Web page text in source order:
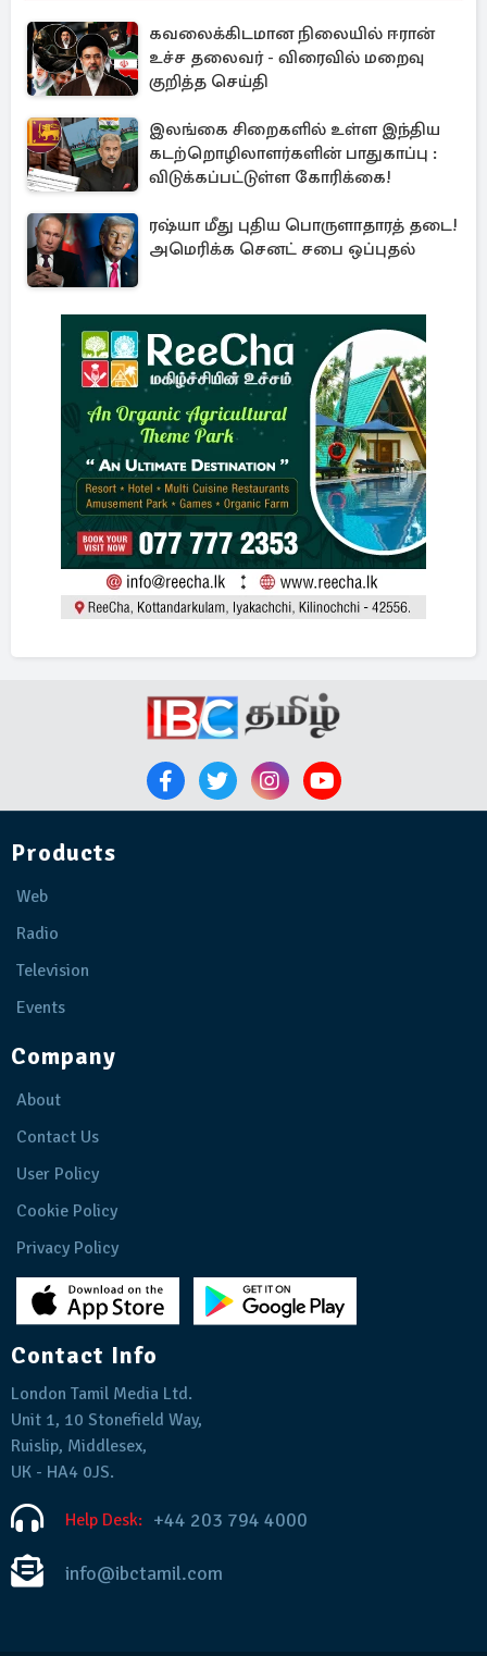
கவலைக்கிடமான நிலையில் ஈரான்
உச்ச தலைவர் - விரைவில் மறைவு
குறித்த செய்தி
இலங்கை சிறைகளில் உள்ள இந்திய
கடற்றொழிலாளர்களின் பாதுகாப்பு :
விடுக்கப்பட்டுள்ள கோரிக்கை!
ரஷ்யா மீது புதிய பொருளாதாரத் தடை!
அமெரிக்க செனட் சபை ஒப்புதல்
Products
Web
Radio
Television
Events
Company
About
Contact Us
User Policy
Cookie Policy
Privacy Policy
Contact Info
London Tamil Media Ltd.
Unit 1, 10 Stonefield Way,
Ruislip, Middlesex,
UK - HA4 0JS.
Help Desk: +44 203 794 4000
info@ibctamil.com